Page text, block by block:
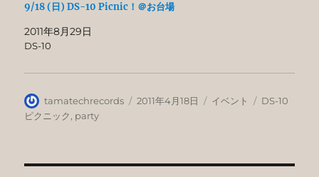
9/18 (日) DS-10 Picnic！＠お台場
2011年8月29日
DS-10
投
稿
tamatechrecords
投
2011年4月18日
カ
イベント
タ
DS-10
ピクニック, party